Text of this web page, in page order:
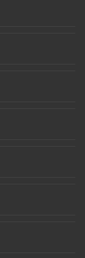
или
даже